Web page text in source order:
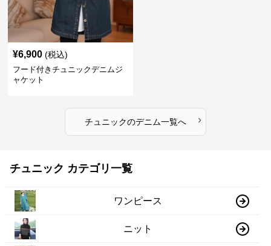
¥6,900 (税込)
フード付きチュニックデニムジ
ャケット
チュニックのデニム一覧へ ›
チュニック カテゴリ一覧
ワンピース
ニット